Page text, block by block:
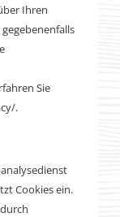
Ihren
Sie
.
Cookies ein.